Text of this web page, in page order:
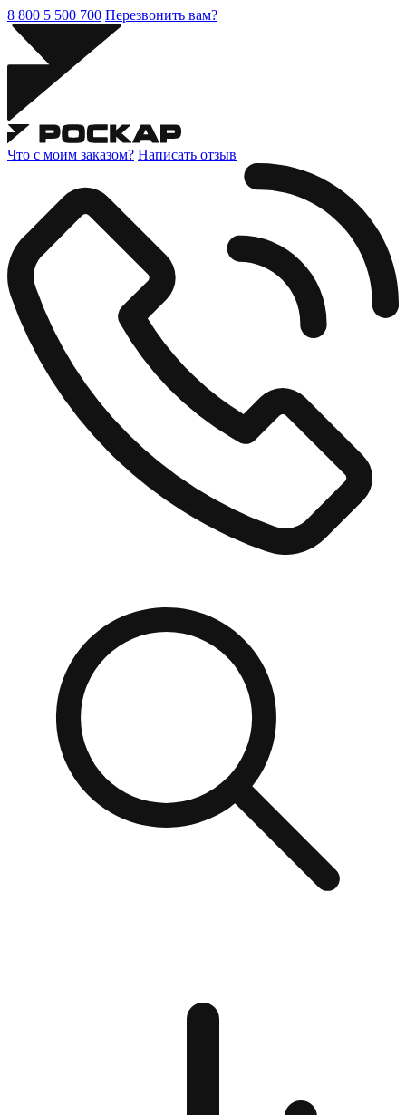
8 800 5 500 700 Перезвонить вам?
Что с моим заказом? Написать отзыв